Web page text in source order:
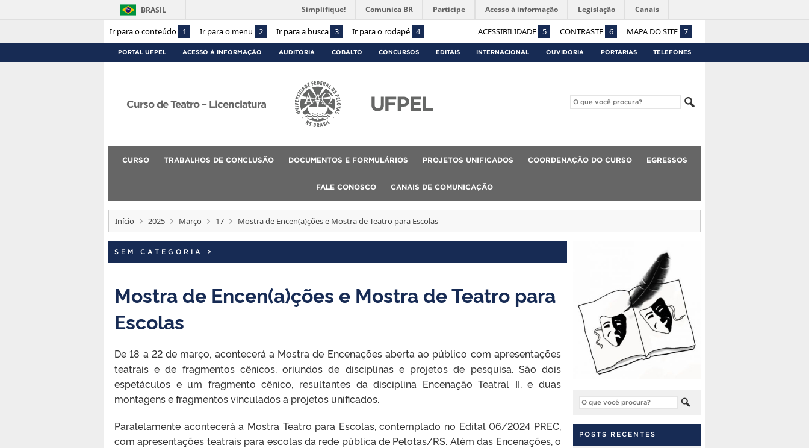
Ir para o conteúdo 1 Ir para o menu 2 Ir para a busca 3 Ir para o rodapé 4 ACESSIBILIDADE 5 CONTRASTE 6 MAPA DO SITE 7
BRASIL Simplifique! Comunica BR Participe Acesso à informação Legislação Canais
PORTAL UFPEL ACESSO À INFORMAÇÃO AUDITORIA COBALTO CONCURSOS EDITAIS INTERNACIONAL OUVIDORIA PORTARIAS TELEFONES
Curso de Teatro – Licenciatura
CURSO TRABALHOS DE CONCLUSÃO DOCUMENTOS E FORMULÁRIOS PROJETOS UNIFICADOS COORDENAÇÃO DO CURSO EGRESSOS
FALE CONOSCO CANAIS DE COMUNICAÇÃO
Início 2025 Março 17 Mostra de Encen(a)ções e Mostra de Teatro para Escolas
SEM CATEGORIA >
Mostra de Encen(a)ções e Mostra de Teatro para
Escolas
De 18 a 22 de março, acontecerá a Mostra de Encenações aberta ao público com apresentações
teatrais e de fragmentos cênicos, oriundos de disciplinas e projetos de pesquisa. São dois
espetáculos e um fragmento cênico, resultantes da disciplina Encenação Teatral II, e duas
montagens e fragmentos vinculados a projetos unificados.
Paralelamente acontecerá a Mostra Teatro para Escolas, contemplado no Edital 06/2024 PREC,
com apresentações teatrais para escolas da rede pública de Pelotas/RS. Além das Encenações, o
POSTS RECENTES